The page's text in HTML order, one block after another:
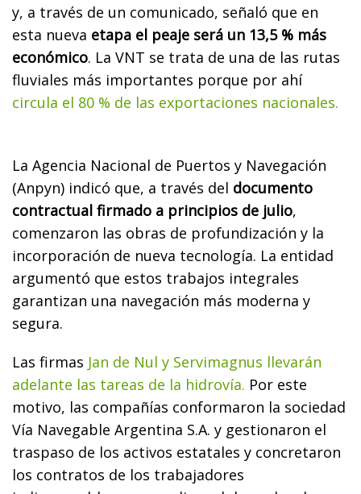
y, a través de un comunicado, señaló que en
esta nueva etapa el peaje será un 13,5 % más
económico. La VNT se trata de una de las rutas
fluviales más importantes porque por ahí
circula el 80 % de las exportaciones nacionales.
La Agencia Nacional de Puertos y Navegación
(Anpyn) indicó que, a través del documento
contractual firmado a principios de julio,
comenzaron las obras de profundización y la
incorporación de nueva tecnología. La entidad
argumentó que estos trabajos integrales
garantizan una navegación más moderna y
segura.
Las firmas Jan de Nul y Servimagnus llevarán
adelante las tareas de la hidrovía. Por este
motivo, las compañías conformaron la sociedad
Vía Navegable Argentina S.A. y gestionaron el
traspaso de los activos estatales y concretaron
los contratos de los trabajadores